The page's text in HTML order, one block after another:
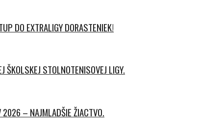
DO EXTRALIGY DORASTENIEK!
ŠKOLSKEJ STOLNOTENISOVEJ LIGY.
2026 – NAJMLADŠIE ŽIACTVO.